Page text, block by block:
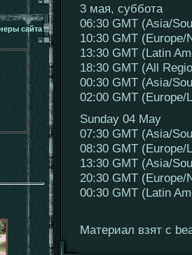
сайта
3 мая, суббота
06:30 GMT (Asia/
10:30 GMT (Europe/
13:30 GMT (Latin
18:30 GMT (All
00:30 GMT (Asia/
02:00 GMT (Europe/
Sunday 04 May
07:30 GMT (Asia/
08:30 GMT
13:30 GMT (Asia/
20:30 GMT (Europe/
00:30 GMT (Latin
Материал взят с